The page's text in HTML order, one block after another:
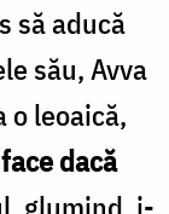
să aducă
său, Avva
o leoaică,
dacă